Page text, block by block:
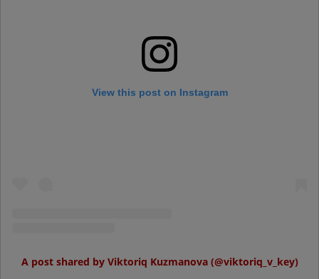
View this post on Instagram
A post shared by Viktoriq Kuzmanova (@viktoriq_v_key)